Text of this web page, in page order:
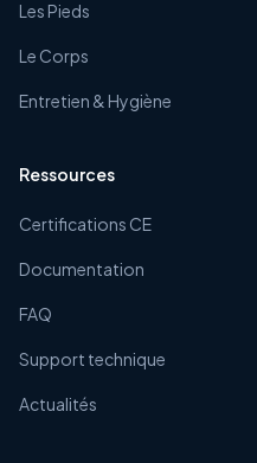
Les Pieds
Le Corps
Entretien & Hygiène
Ressources
Certifications CE
Documentation
FAQ
Support technique
Actualités